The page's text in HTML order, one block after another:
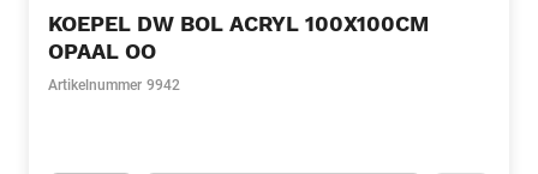
KOEPEL DW BOL ACRYL 100X100CM
OPAAL OO
Artikelnummer 9942